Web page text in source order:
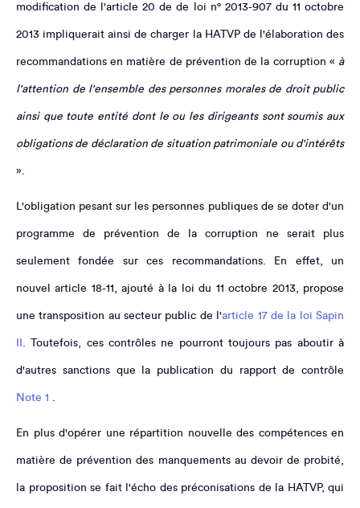
modification de l'article 20 de de loi n° 2013-907 du 11 octobre
2013 impliquerait ainsi de charger la HATVP de l'élaboration des
recommandations en matière de prévention de la corruption « à
l'attention de l'ensemble des personnes morales de droit public
ainsi que toute entité dont le ou les dirigeants sont soumis aux
obligations de déclaration de situation patrimoniale ou d'intérêts
».
L'obligation pesant sur les personnes publiques de se doter d'un
programme de prévention de la corruption ne serait plus
seulement fondée sur ces recommandations. En effet, un
nouvel article 18-11, ajouté à la loi du 11 octobre 2013, propose
une transposition au secteur public de l'article 17 de la loi Sapin
. Toutefois, ces contrôles ne pourront toujours pas aboutir à
d'autres sanctions que la publication du rapport de contrôle
Note 1 .
En plus d'opérer une répartition nouvelle des compétences en
matière de prévention des manquements au devoir de probité,
la proposition se fait l'écho des préconisations de la HATVP, qui